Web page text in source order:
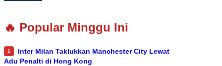
🔥 Popular Minggu Ini
1
Inter Milan Taklukkan Manchester City Lewat
Adu Penalti di Hong Kong